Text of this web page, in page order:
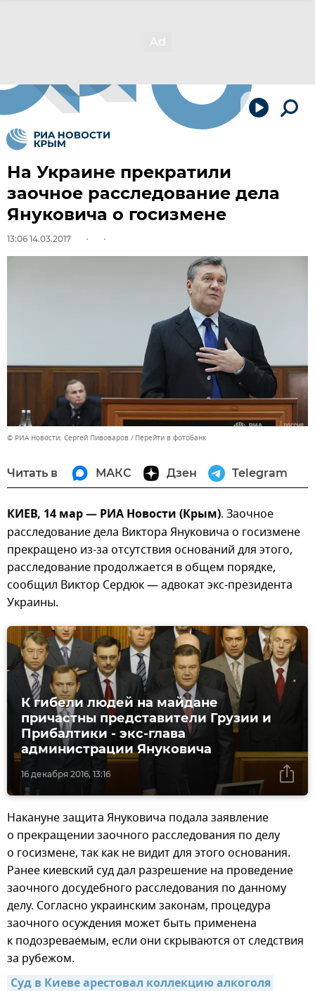
На Украине прекратили
заочное расследование дела
Януковича о госизмене
13:06 14.03.2017
© РИА Новости: Сергей Пивоваров Перейти в фотобанк
Читать в МАКС Дзен Telegram
КИЕВ, 14 мар — РИА Новости (Крым). Заочное
расследование дела Виктора Януковича о госизмене
прекращено из-за отсутствия оснований для этого,
расследование продолжается в общем порядке,
сообщил Виктор Сердюк — адвокат экс-президента
Украины.
16 декабря 2016, 13:16
К гибели людей на майдане
причастны представители Грузии и
Прибалтики - экс-глава
администрации Януковича
Накануне защита Януковича подала заявление
о прекращении заочного расследования по делу
о госизмене, так как не видит для этого основания.
Ранее киевский суд дал разрешение на проведение
заочного досудебного расследования по данному
делу. Согласно украинским законам, процедура
заочного осуждения может быть применена
к подозреваемым, если они скрываются от следствия
за рубежом.
Суд в Киеве арестовал коллекцию алкоголя